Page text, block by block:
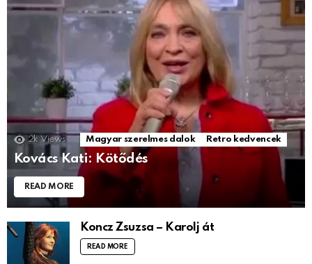
2k Views Magyar szerelmes dalok Retro kedvencek
Kovács Kati: Kötődés
READ MORE
Koncz Zsuzsa – Karolj át
READ MORE